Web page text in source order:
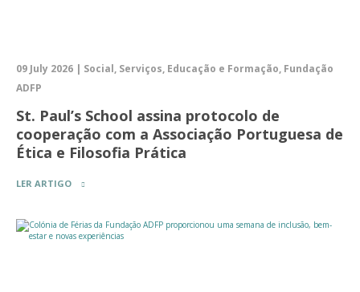
09 July 2026 | Social, Serviços, Educação e Formação, Fundação
ADFP
St. Paul’s School assina protocolo de
cooperação com a Associação Portuguesa de
Ética e Filosofia Prática
LER ARTIGO